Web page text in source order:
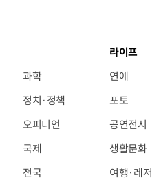
과학
정치·정책
오피니언
국제
전국
라이프
연예
포토
공연전시
생활문화
여행·레저